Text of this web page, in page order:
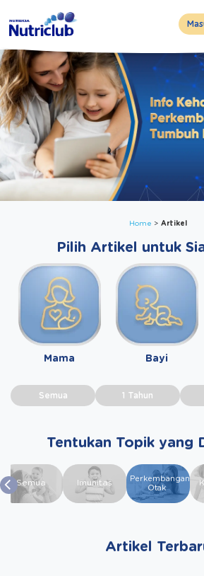
Home Artikel
Pilih Artikel untuk
Mama Bayi
Semua 1 Tahun
Tentukan Topik yang
Semua Imunitas
Perkembangan
Otak
Artikel